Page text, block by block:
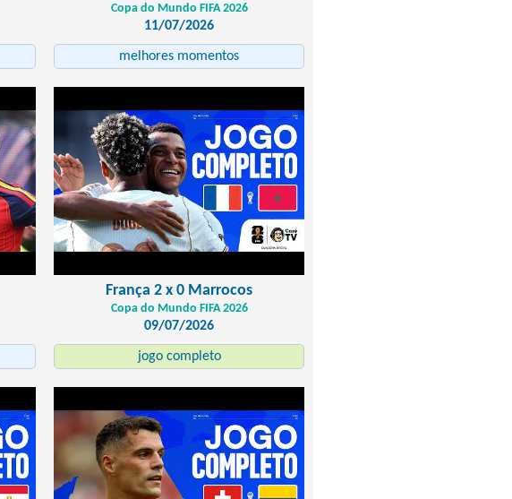
Copa do Mundo FIFA 2026
11/07/2026
melhores momentos
França 2 x 0 Marrocos
Copa do Mundo FIFA 2026
09/07/2026
jogo completo